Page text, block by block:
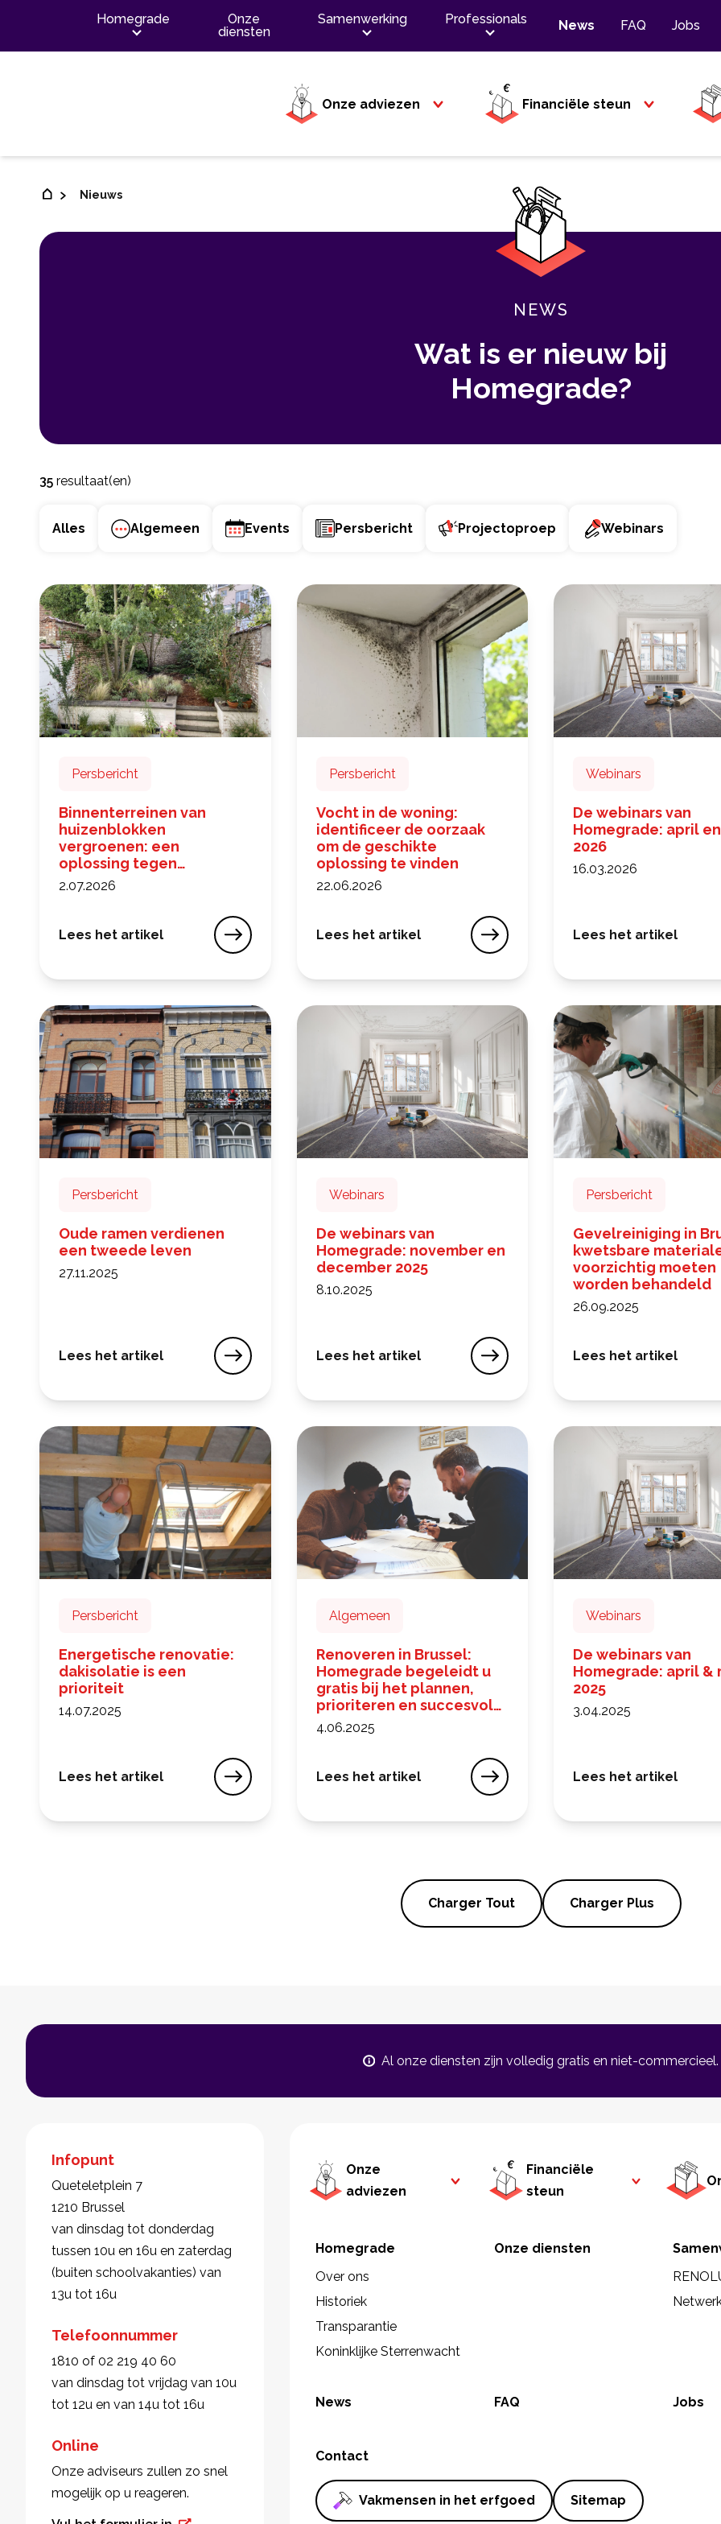
Homegrade
Onze
diensten
Samenwerking Professionals News FAQ Jobs
Onze adviezen Financiële steun
Nieuws
NEWS
Wat is er nieuw bij
Homegrade?
35 resultaat(en)
Alles Algemeen Events Persbericht Projectoproep Webinars
Binnenterreinen van
huizenblokken
vergroenen: een
oplossing tegen
klimaatveranderingen
Persbericht
2.07.2026
Lees het artikel
Binnenterreinen van huizenblokken vergroenen: een oplossing tegen klimaatveranderingen
Vocht in de woning:
identificeer de oorzaak
om de geschikte
oplossing te vinden
Persbericht
22.06.2026
Lees het artikel
Vocht in de woning: identificeer de oorzaak om de
De webinars van
Homegrade: april
2026
Webinars
16.03.2026
Lees het artikel
De webinars van
Oude ramen verdienen
een tweede leven
Persbericht
27.11.2025
Lees het artikel
Oude ramen verdienen een tweede leven
De webinars van
Homegrade: november en
december 2025
Webinars
8.10.2025
Lees het artikel
De webinars van Homegrade: november en december 2025
Gevelreiniging in
kwetsbare
voorzichtig moeten
worden behandeld
Persbericht
26.09.2025
Lees het artikel
Gevelreiniging in
Energetische renovatie:
dakisolatie is een
prioriteit
Persbericht
14.07.2025
Lees het artikel
Energetische renovatie: dakisolatie is een prioriteit
Renoveren in Brussel:
Homegrade begeleidt u
gratis bij het plannen,
prioriteren en succesvol
uitvoeren van uw
werkzaamheden
Algemeen
4.06.2025
Lees het artikel
Renoveren in Brussel: Homegrade begeleidt u gratis bij
De webinars van
Homegrade: april &
2025
Webinars
3.04.2025
Lees het artikel
De webinars van
Charger Tout Charger Plus
Al onze diensten zijn volledig gratis en niet-commercieel.
Infopunt
Queteletplein 7
1210 Brussel
van dinsdag tot donderdag
tussen 10u en 16u en zaterdag
(buiten schoolvakanties) van
13u tot 16u
Telefoonnummer
1810 of 02 219 40 60
van dinsdag tot vrijdag van 10u
tot 12u en van 14u tot 16u
Online
Onze adviseurs zullen zo snel
mogelijk op u reageren.
Onze
adviezen
Financiële
steun
Homegrade
Over ons
Historiek
Transparantie
Koninklijke Sterrenwacht
Onze diensten
News FAQ Jobs
Contact
Vakmensen in het erfgoed Sitemap